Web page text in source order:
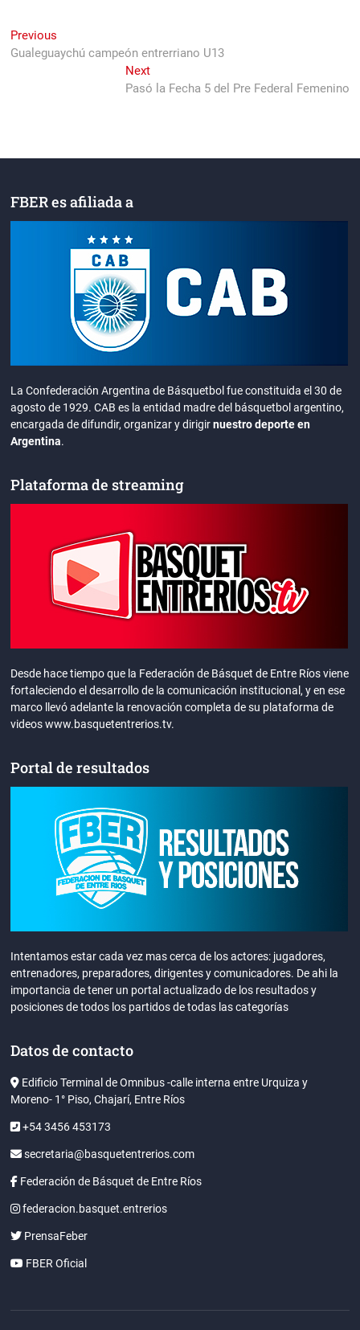
Navegación
de
Previous
post:
Gualeguaychú campeón entrerriano U13
NextNext
post:
Pasó la Fecha 5 del Pre Federal Femenino
FBER es afiliada a
La Confederación Argentina de Básquetbol fue constituida el 30 de
agosto de 1929. CAB es la entidad madre del básquetbol argentino,
encargada de difundir, organizar y dirigirnuestro deporte en
Argentina.
Plataforma de streaming
Desde hace tiempo que la Federación de Básquet de Entre Ríos viene
fortaleciendo el desarrollo de la comunicación institucional, y en ese
marco llevó adelante la renovación completa de su plataforma de
videos www.basquetentrerios.tv.
Portal de resultados
Intentamos estar cada vez mas cerca de los actores: jugadores,
entrenadores, preparadores, dirigentes y comunicadores. De ahi la
importancia de tener un portal actualizado de los resultados y
posiciones de todos los partidos de todas las categorías
Datos de contacto
Edificio Terminal de Omnibus -calle interna entre Urquiza y
Moreno- 1° Piso, Chajarí, Entre Ríos
+54 3456 453173
secretaria@basquetentrerios.com
Federación de Básquet de Entre Ríos
federacion.basquet.entrerios
PrensaFeber
FBER Oficial